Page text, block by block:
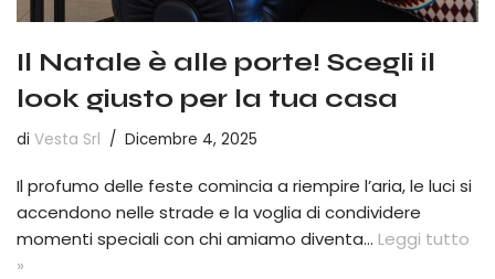
Il Natale è alle porte! Scegli il
look giusto per la tua casa
di Vesta Srl Dicembre 4, 2025
Il profumo delle feste comincia a riempire l’aria, le luci si
accendono nelle strade e la voglia di condividere
momenti speciali con chi amiamo diventa… Leggi tutto
»